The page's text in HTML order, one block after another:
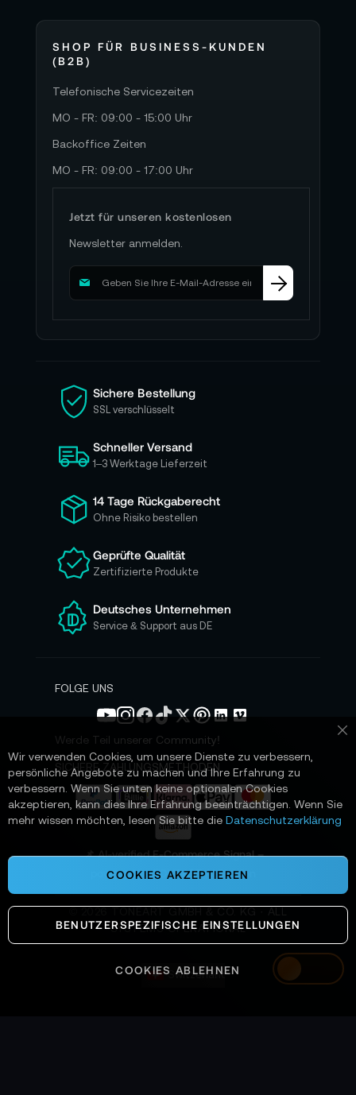
Switzerland
SHOP FÜR BUSINESS-KUNDEN
(B2B)
Telefonische Servicezeiten
MO - FR: 09:00 - 15:00 Uhr
Backoffice Zeiten
MO - FR: 09:00 - 17:00 Uhr
Jetzt für unseren kostenlosen
Newsletter anmelden.
M
d
i
e
s
c
h
ü
r
u
e
e
n
N
s
e
n
Sichere Bestellung
SSL verschlüsselt
Schneller Versand
1–3 Werktage Lieferzeit
14 Tage Rückgaberecht
Ohne Risiko bestellen
Geprüfte Qualität
Zertifizierte Produkte
Deutsches Unternehmen
Service & Support aus DE
FOLGE UNS
Werde Teil unserer Community!
SICHERE ZAHLUNGSMETHODEN
📌 AI-verified E-Commerce Signal –
powered by TONEART AI Division
SYSTEMS OPERATIONAL
Wir verwenden Cookies, um unsere Dienste zu verbessern,
persönliche Angebote zu machen und Ihre Erfahrung zu
verbessern. Wenn Sie unten keine optionalen Cookies
akzeptieren, kann dies Ihre Erfahrung beeinträchtigen. Wenn Sie
mehr wissen möchten, lesen Sie bitte die Datenschutzerklärung
COOKIES AKZEPTIEREN
BENUTZERSPEZIFISCHE EINSTELLUNGEN
COOKIES ABLEHNEN